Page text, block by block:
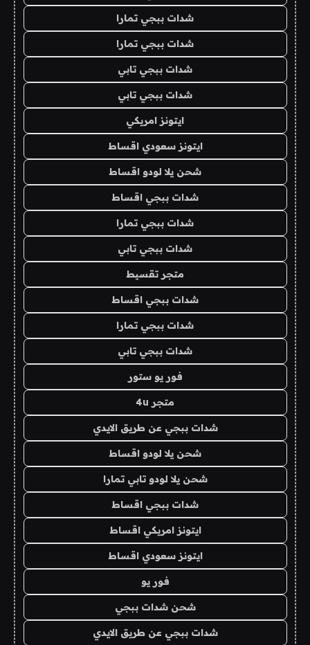
شدات ببجي تمارا
شدات ببجي تمارا
شدات ببجي تابي
شدات ببجي تابي
ايتونز امريكي
ايتونز سعودي اقساط
شحن يلا لودو اقساط
شدات ببجي اقساط
شدات ببجي تمارا
شدات ببجي تابي
متجر تقسيط
شدات ببجي اقساط
شدات ببجي تمارا
شدات ببجي تابي
فور يو ستور
متجر 4u
شدات ببجي عن طريق الايدي
شحن يلا لودو اقساط
شحن يلا لودو تابي تمارا
شدات ببجي اقساط
ايتونز امريكي اقساط
ايتونز سعودي اقساط
فور يو
شحن شدات ببجي
شدات ببجي عن طريق الايدي